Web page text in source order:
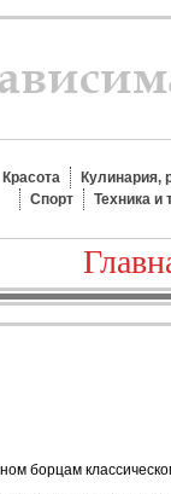
Красота Кулинария,
Спорт
Техника и
борцам